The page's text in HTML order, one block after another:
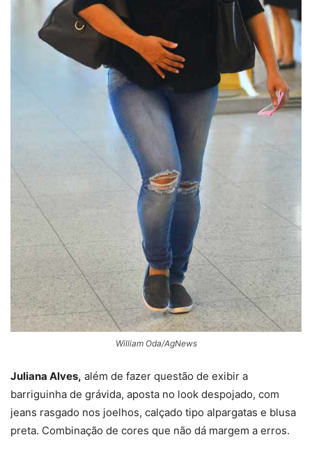
William Oda/AgNews
Juliana Alves, além de fazer questão de exibir a
barriguinha de grávida, aposta no look despojado, com
jeans rasgado nos joelhos, calçado tipo alpargatas e blusa
preta. Combinação de cores que não dá margem a erros.